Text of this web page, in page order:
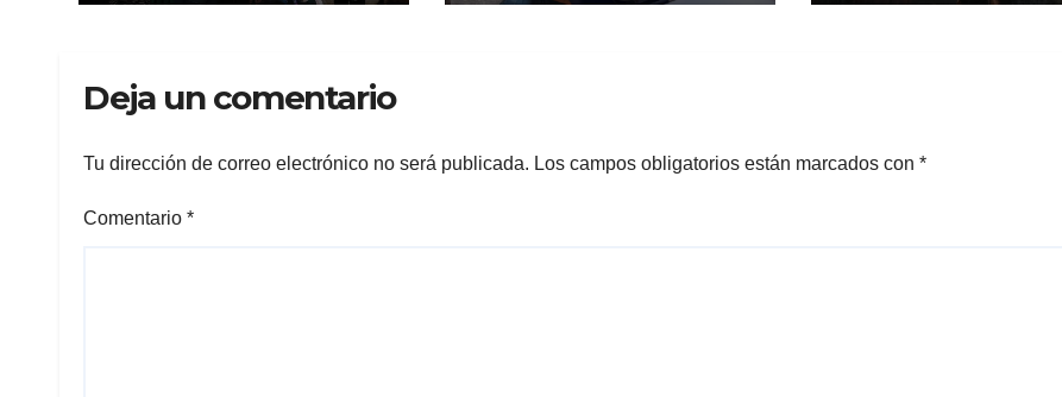
lesionadas y 12
Deja un comentario
Tu dirección de correo electrónico no será publicada. Los campos obligatorios están marcados con *
Comentario *